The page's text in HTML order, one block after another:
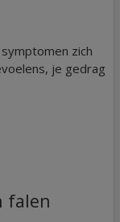
zich
je gedrag
falen